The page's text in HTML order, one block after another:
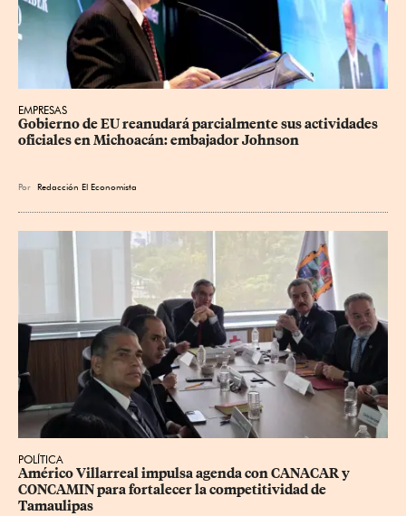
EMPRESAS
Gobierno de EU reanudará parcialmente sus actividades
oficiales en Michoacán: embajador Johnson
Por Redacción El Economista
POLÍTICA
Américo Villarreal impulsa agenda con CANACAR y
CONCAMIN para fortalecer la competitividad de
Tamaulipas